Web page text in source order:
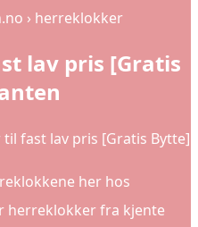
› herreklokker
lav pris [Gratis
fast lav pris [Gratis Bytte]
her hos
herreklokker fra kjente